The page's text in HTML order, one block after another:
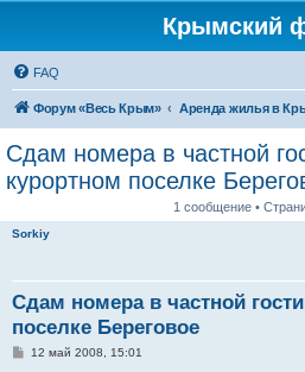
Крымский
FAQ
Форум «Весь Крым» Аренда жилья в
Сдам номера в частной
курортном поселке
1 сообщение •
Sorkiy
Сдам номера в частной
поселке Береговое
С12 май 2008, 15:01